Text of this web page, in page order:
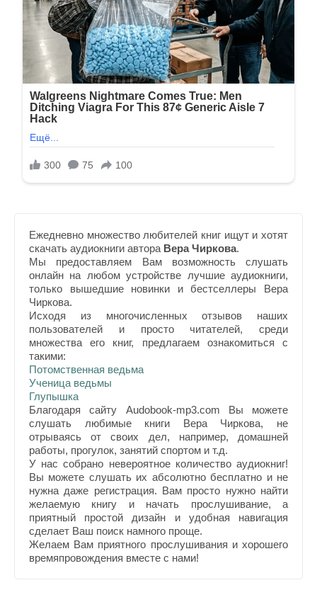
Ежедневно множество любителей книг ищут и хотят
скачать аудиокниги автора Вера Чиркова.
Мы предоставляем Вам возможность слушать
онлайн на любом устройстве лучшие аудиокниги,
только вышедшие новинки и бестселлеры Вера
Чиркова.
Исходя из многочисленных отзывов наших
пользователей и просто читателей, среди
множества его книг, предлагаем ознакомиться с
такими:
Потомственная ведьма
Ученица ведьмы
Глупышка
Благодаря сайту Audobook-mp3.com Вы можете
слушать любимые книги Вера Чиркова, не
отрываясь от своих дел, например, домашней
работы, прогулок, занятий спортом и т.д.
У нас собрано невероятное количество аудиокниг!
Вы можете слушать их абсолютно бесплатно и не
нужна даже регистрация. Вам просто нужно найти
желаемую книгу и начать прослушивание, а
приятный простой дизайн и удобная навигация
сделает Ваш поиск намного проще.
Желаем Вам приятного прослушивания и хорошего
времяпровождения вместе с нами!